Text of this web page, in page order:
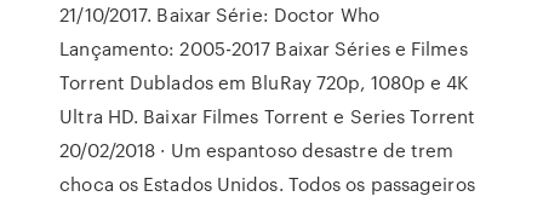
21/10/2017. Baixar Série: Doctor Who
Lançamento: 2005-2017 Baixar Séries e Filmes
Torrent Dublados em BluRay 720p, 1080p e 4K
Ultra HD. Baixar Filmes Torrent e Series Torrent
20/02/2018 · Um espantoso desastre de trem
choca os Estados Unidos. Todos os passageiros